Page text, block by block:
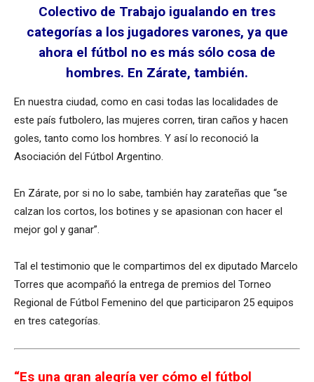
Colectivo de Trabajo igualando en tres
categorías a los jugadores varones, ya que
ahora el fútbol no es más sólo cosa de
hombres. En Zárate, también.
En nuestra ciudad, como en casi todas las localidades de
este país futbolero, las mujeres corren, tiran caños y hacen
goles, tanto como los hombres. Y así lo reconoció la
Asociación del Fútbol Argentino.
En Zárate, por si no lo sabe, también hay zarateñas que “se
calzan los cortos, los botines y se apasionan con hacer el
mejor gol y ganar”.
Tal el testimonio que le compartimos del ex diputado Marcelo
Torres que acompañó la entrega de premios del Torneo
Regional de Fútbol Femenino del que participaron 25 equipos
en tres categorías.
“Es una gran alegría ver cómo el fútbol